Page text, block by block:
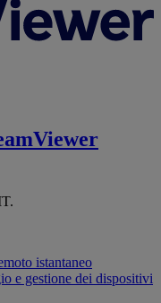
istantaneo
e gestione dei dispositivi